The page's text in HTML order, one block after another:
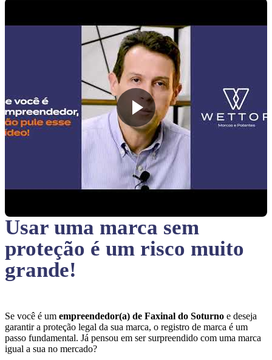
Usar uma marca sem
proteção é um risco muito
grande!
Se você é um empreendedor(a) de Faxinal do Soturno e deseja
garantir a proteção legal da sua marca, o registro de marca é um
passo fundamental. Já pensou em ser surpreendido com uma marca
igual a sua no mercado?